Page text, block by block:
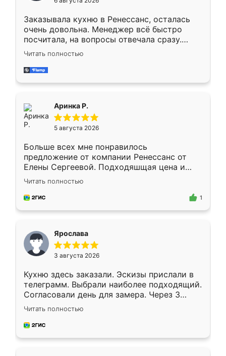
мебели буду заказывать только здесь.
Заказывала кухню в Ренессанс, осталась
очень довольна. Менеджер всё быстро
посчитала, на вопросы отвечала сразу.
Замерщик приехал в субботу, подошёл к
делу со всей ответственностью. Собрали
за день, ребята работали аккуратно, даже
Читать полностью
Аринка Р.
5 августа 2026
Больше всех мне понравилось
предложение от компании Ренессанс от
Елены Сергеевой. Подходяшщая цена и
короткие сроки изготовления. Приехавший
для замера сотрудник Владислав
предложил по моему эскизу самый
Читать полностью
1
Ярослава
3 августа 2026
Кухню здесь заказали. Эскизы прислали в
телеграмм. Выбрали наиболее подходящий.
Согласовали день для замера. Через 3
недели кухня была уже готова. Остались
довольны работой. Спасибо Ренессанс
мебель за качественную работу!
Читать полностью